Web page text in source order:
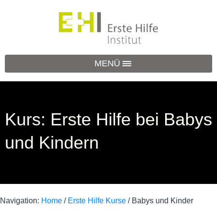
MENÜ
Kurs: Erste Hilfe bei Babys
und Kindern
Navigation: Home / Erste Hilfe Kurse / Babys und Kinder